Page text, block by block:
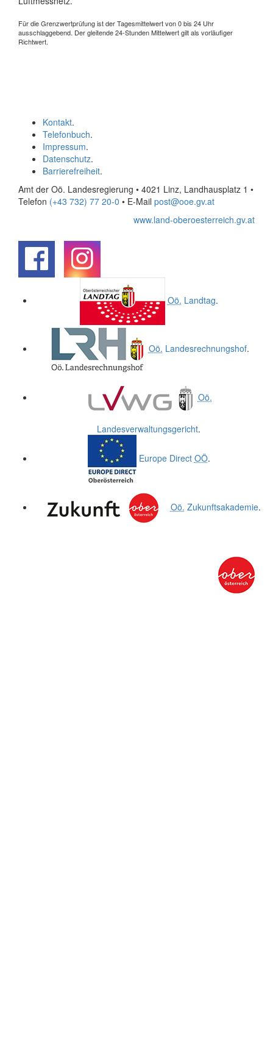
Für die Grenzwertprüfung ist der Tagesmittelwert von 0 bis 24 Uhr
ausschlaggebend. Der gleitende 24-Stunden Mittelwert gilt als vorläufiger
Richtwert.
Kontakt.
Telefonbuch.
Impressum.
Datenschutz.
Barrierefreiheit.
Amt der Oö. Landesregierung • 4021 Linz, Landhausplatz 1 •
Telefon (+43 732) 77 20-0 • E-Mail post@ooe.gv.at
www.land-oberoesterreich.gv.at
Oö. Landtag.
Oö. Landesrechnungshof.
Oö.
Landesverwaltungsgericht.
Europe Direct OÖ.
Oö. Zukunftsakademie.